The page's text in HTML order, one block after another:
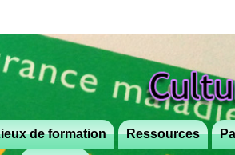
Aller
de formation Ressources